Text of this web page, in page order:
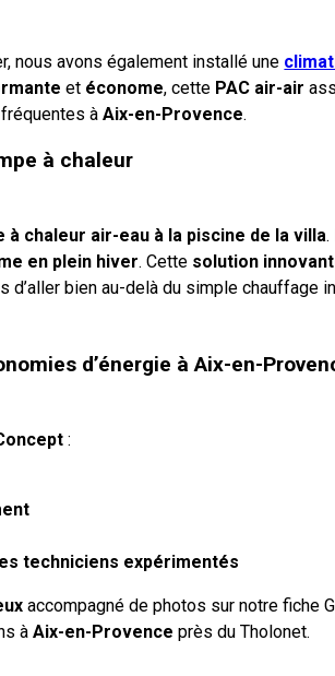
nous avons également installé une
et économe, cette PAC air-air
fréquentes àAix-en-Provence.
à chaleur
à chaleur air-eau à la piscine de la villa.
en plein hiver. Cette solution
bien au-delà du simple chauffage
d’énergie à Aix-en-
:
techniciens expérimentés
accompagné de photos sur notre fiche
àAix-en-Provence près du Tholonet.